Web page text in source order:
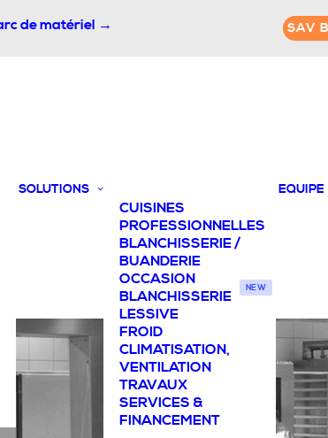
de matériel → SAV
SOLUTIONS
CUISINES
PROFESSIONNELLES
BLANCHISSERIE /
BUANDERIE
OCCASION
BLANCHISSERIE
NEW
LESSIVE
FROID
CLIMATISATION,
VENTILATION
TRAVAUX
SERVICES &
FINANCEMENT
EQUIPE